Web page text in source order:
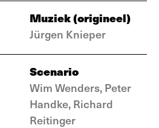
Muziek (origineel)
Jürgen Knieper
Scenario
Wim Wenders, Peter
Handke, Richard
Reitinger